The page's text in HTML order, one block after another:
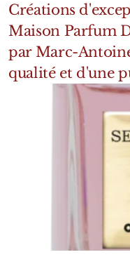
Créations
Maison Parfum
par Marc-
qualité et d'une